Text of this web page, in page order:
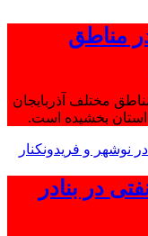
مناطق
مختلف آذربایجان
بخشیده است.
در بنادر